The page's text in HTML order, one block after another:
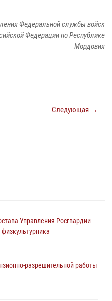
Федеральной службы войск
Федерации по Республике
Мордовия
Следующая →
Управления Росгвардии
разрешительной работы